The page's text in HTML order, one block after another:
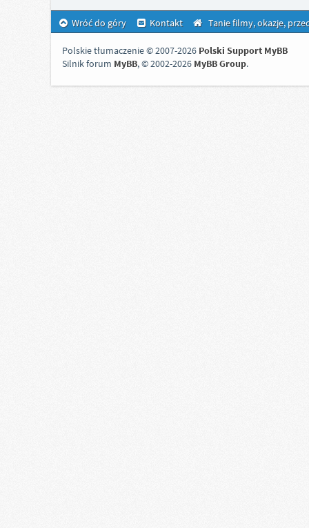
Wróć do góry Kontakt Tanie filmy, okazje,
Polskie tłumaczenie © 2007-2026 Polski Support MyBB
Silnik forum MyBB, © 2002-2026 MyBB Group.